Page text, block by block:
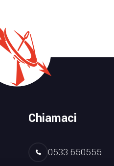
Chiamaci
0533 650555